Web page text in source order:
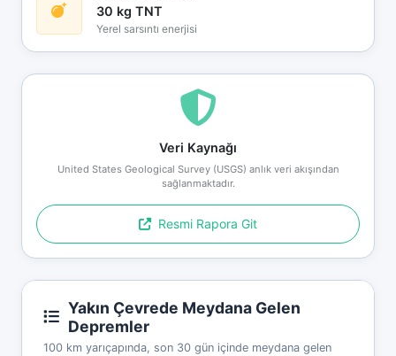
30 kg TNT
Yerel sarsıntı enerjisi
Veri Kaynağı
United States Geological Survey (USGS) anlık veri akışından
sağlanmaktadır.
Resmi Rapora Git
Yakın Çevrede Meydana Gelen
Depremler
100 km yarıçapında, son 30 gün içinde meydana gelen